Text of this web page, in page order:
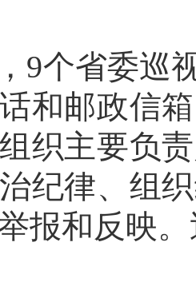
9个省委巡
和邮政信
织主要负
纪律、组
报和反映